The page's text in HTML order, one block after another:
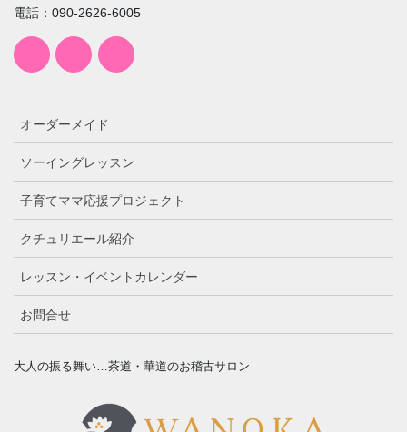
電話：090-2626-6005
オーダーメイド
ソーイングレッスン
子育てママ応援プロジェクト
クチュリエール紹介
レッスン・イベントカレンダー
お問合せ
大人の振る舞い…茶道・華道のお稽古サロン